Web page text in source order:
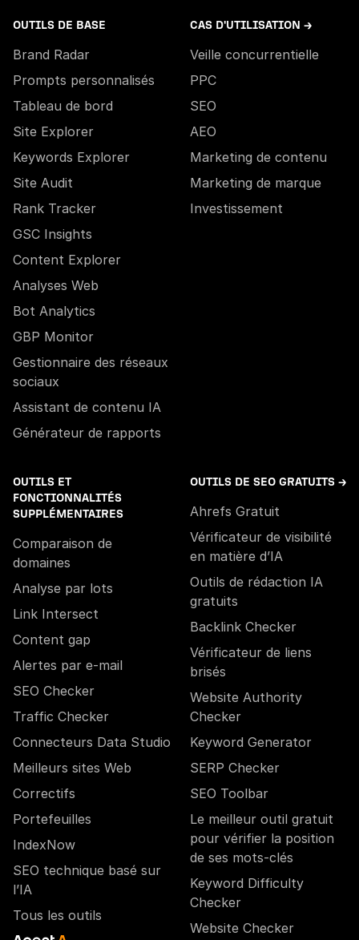
OUTILS DE BASE
Brand Radar
Prompts personnalisés
Tableau de bord
Site Explorer
Keywords Explorer
Site Audit
Rank Tracker
GSC Insights
Content Explorer
Analyses Web
Bot Analytics
GBP Monitor
Gestionnaire des réseaux
sociaux
Assistant de contenu IA
Générateur de rapports
CAS D'UTILISATION →
Veille concurrentielle
PPC
SEO
AEO
Marketing de contenu
Marketing de marque
Investissement
OUTILS ET
FONCTIONNALITÉS
SUPPLÉMENTAIRES
Comparaison de
domaines
Analyse par lots
Link Intersect
Content gap
Alertes par e-mail
SEO Checker
Traffic Checker
Connecteurs Data Studio
Meilleurs sites Web
Correctifs
Portefeuilles
IndexNow
SEO technique basé sur
l’IA
Tous les outils
OUTILS DE SEO GRATUITS →
Ahrefs Gratuit
Vérificateur de visibilité
en matière d’IA
Outils de rédaction IA
gratuits
Backlink Checker
Vérificateur de liens
brisés
Website Authority
Checker
Keyword Generator
SERP Checker
SEO Toolbar
Le meilleur outil gratuit
pour vérifier la position
de ses mots-clés
Keyword Difficulty
Checker
Website Checker